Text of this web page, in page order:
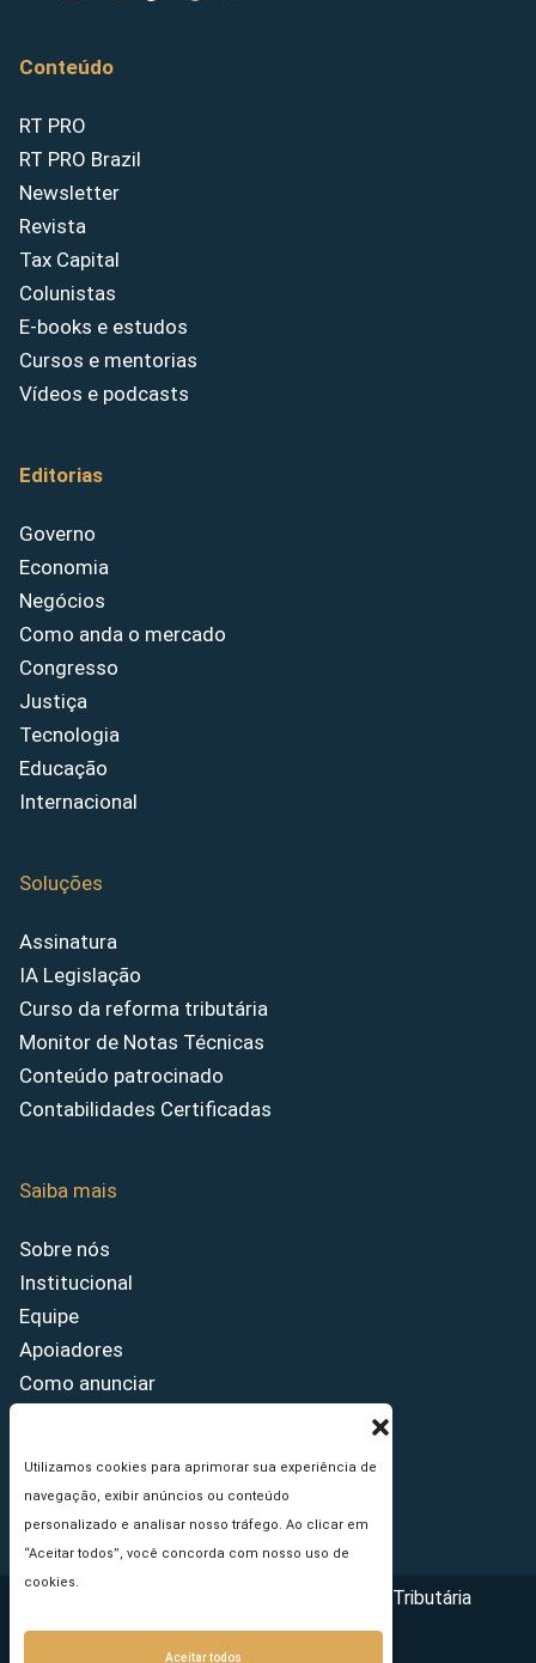
Utilizamos cookies para aprimorar sua experiência de
navegação, exibir anúncios ou conteúdo
personalizado e analisar nosso tráfego. Ao clicar em
“Aceitar todos”, você concorda com nosso uso de
cookies.
Aceitar todos
Conteúdo
RT PRO
RT PRO Brazil
Newsletter
Revista
Tax Capital
Colunistas
E-books e estudos
Cursos e mentorias
Vídeos e podcasts
Editorias
Governo
Economia
Negócios
Como anda o mercado
Congresso
Justiça
Tecnologia
Educação
Internacional
Soluções
Assinatura
IA Legislação
Curso da reforma tributária
Monitor de Notas Técnicas
Conteúdo patrocinado
Contabilidades Certificadas
Saiba mais
Sobre nós
Institucional
Equipe
Apoiadores
Como anunciar
Princípios Editoriais
Copyright © 2026 - Portal da Reforma Tributária